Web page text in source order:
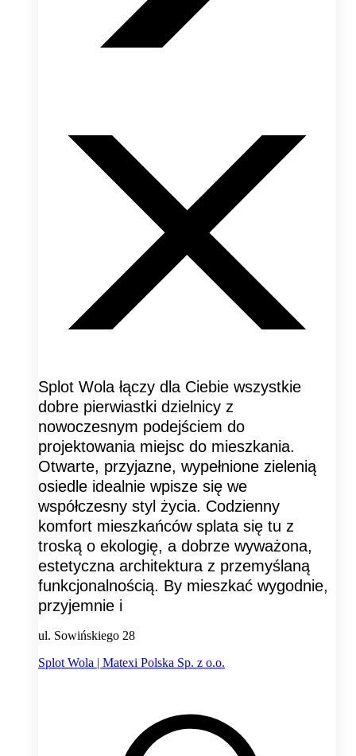
Splot Wola łączy dla Ciebie wszystkie
dobre pierwiastki dzielnicy z
nowoczesnym podejściem do
projektowania miejsc do mieszkania.
Otwarte, przyjazne, wypełnione zielenią
osiedle idealnie wpisze się we
współczesny styl życia. Codzienny
komfort mieszkańców splata się tu z
troską o ekologię, a dobrze wyważona,
estetyczna architektura z przemyślaną
funkcjonalnością. By mieszkać wygodnie,
przyjemnie i
ul. Sowińskiego 28
Splot Wola | Matexi Polska Sp. z o.o.